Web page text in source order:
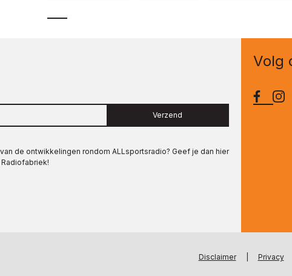
Verzend
de ontwikkelingen rondom ALLsportsradio? Geef je dan hier
Volg
Disclaimer Privacy